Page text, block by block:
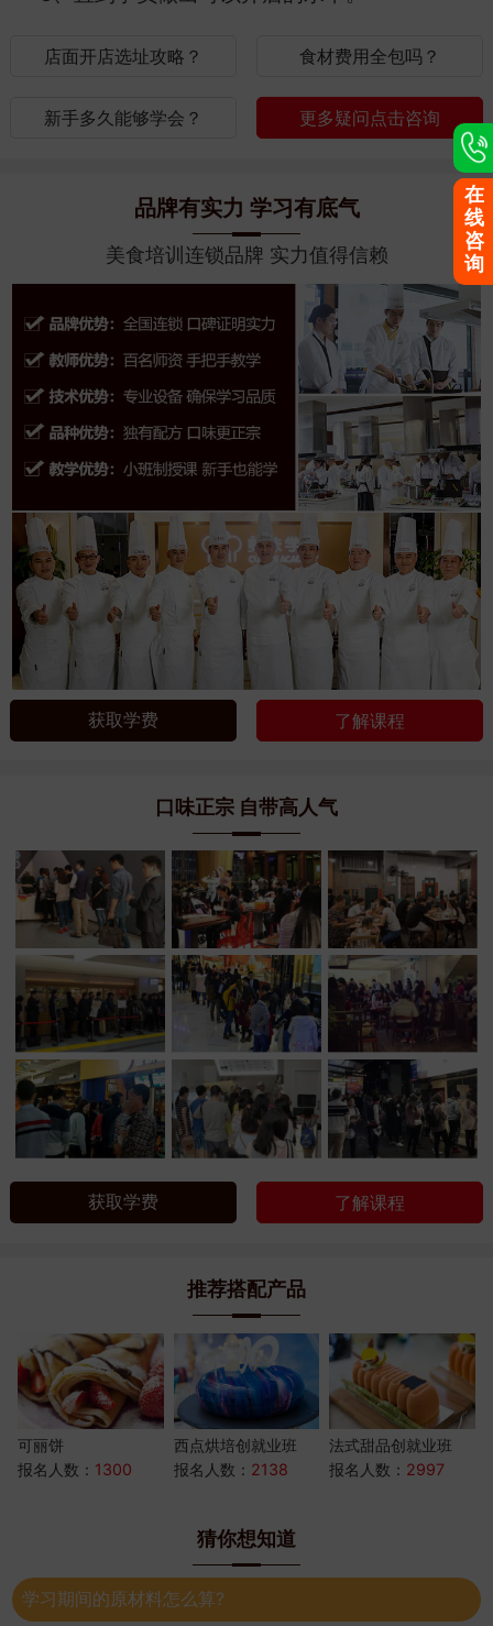
店面开店选址攻略？ 食材费用全包吗？
新手多久能够学会？ 更多疑问点击咨询
品牌有实力 学习有底气
美食培训连锁品牌 实力值得信赖
获取学费 了解课程
口味正宗 自带高人气
获取学费 了解课程
推荐搭配产品
可丽饼
报名人数： 1300
西点烘培创就业班
报名人数： 2138
法式甜品创就业班
报名人数： 2997
猜你想知道
学习期间的原材料怎么算?
在
线
咨
询